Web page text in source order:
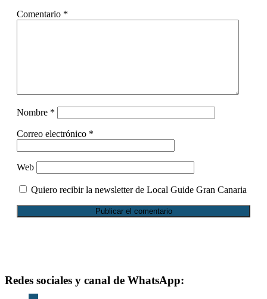
Comentario *
Nombre *
Correo electrónico *
Web
Quiero recibir la newsletter de Local Guide Gran Canaria
Footer
Redes sociales y canal de WhatsApp: